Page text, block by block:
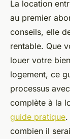
La location
au premier
conseils, elle
rentable. Que
louer votre
logement, ce
processus
complète à la
guide pratique.
combien il